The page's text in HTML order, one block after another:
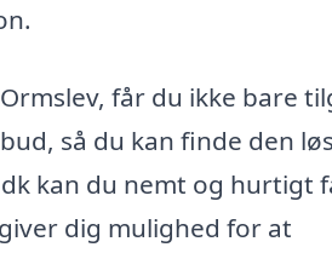
får du ikke bare
så du kan finde den
kan du nemt og hurtigt
dig mulighed for at